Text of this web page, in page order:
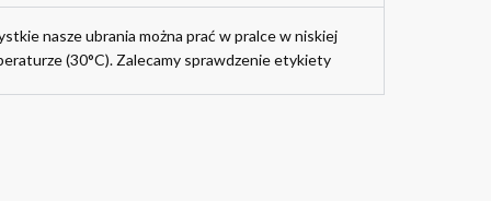
nasze ubrania można prać w pralce w niskiej
(30°C). Zalecamy sprawdzenie etykiety